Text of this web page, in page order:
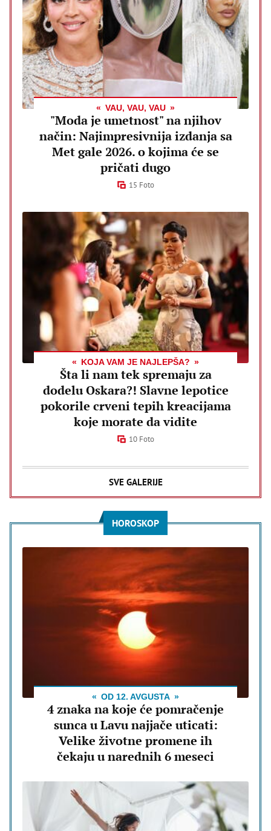
VAU, VAU, VAU
"Moda je umetnost" na njihov
način: Najimpresivnija izdanja sa
Met gale 2026. o kojima će se
pričati dugo
15 Foto
KOJA VAM JE NAJLEPŠA?
Šta li nam tek spremaju za
dodelu Oskara?! Slavne lepotice
pokorile crveni tepih kreacijama
koje morate da vidite
10 Foto
SVE GALERIJE
HOROSKOP
OD 12. AVGUSTA
4 znaka na koje će pomračenje
sunca u Lavu najjače uticati:
Velike životne promene ih
čekaju u narednih 6 meseci